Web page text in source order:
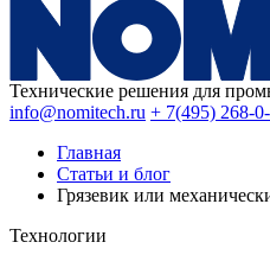
Технические решения для
info@nomitech.ru + 7(495) 268-
Главная
Статьи и блог
Грязевик или
Технологии